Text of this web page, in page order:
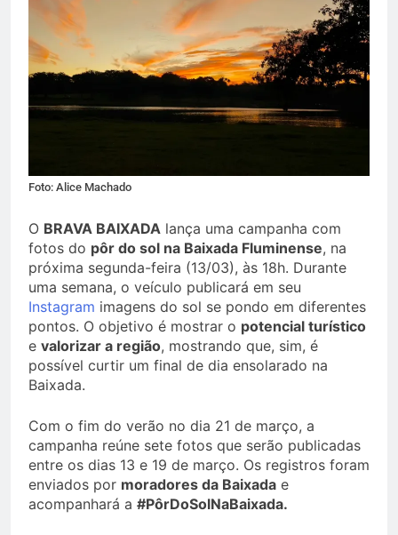
Foto: Alice Machado
O BRAVA BAIXADA lança uma campanha com
fotos do pôr do sol na Baixada Fluminense, na
próxima segunda-feira (13/03), às 18h. Durante
uma semana, o veículo publicará em seu
Instagram imagens do sol se pondo em diferentes
pontos. O objetivo é mostrar o potencial turístico
e valorizar a região, mostrando que, sim, é
possível curtir um final de dia ensolarado na
Baixada.
Com o fim do verão no dia 21 de março, a
campanha reúne sete fotos que serão publicadas
entre os dias 13 e 19 de março. Os registros foram
enviados por moradores da Baixada e
acompanhará a #PôrDoSolNaBaixada.